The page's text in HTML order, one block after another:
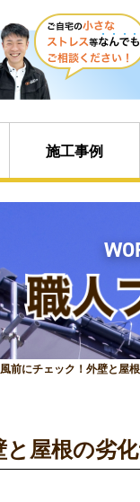
施工事例
前にチェック！外壁と屋
屋根の劣